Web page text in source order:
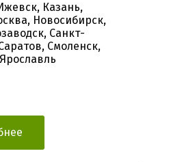
Казань,
Новосибирск,
Санкт-
Смоленск,